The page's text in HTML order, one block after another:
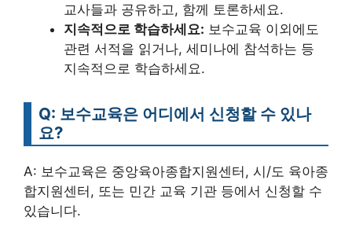
교사들과 공유하고, 함께 토론하세요.
지속적으로 학습하세요: 보수교육 이외에도
관련 서적을 읽거나, 세미나에 참석하는 등
지속적으로 학습하세요.
Q: 보수교육은 어디에서 신청할 수 있나
요?
A: 보수교육은 중앙육아종합지원센터, 시/도 육아종
합지원센터, 또는 민간 교육 기관 등에서 신청할 수
있습니다.